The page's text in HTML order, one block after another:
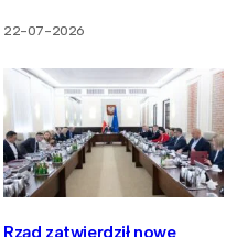
22-07-2026
Rząd zatwierdził nowe